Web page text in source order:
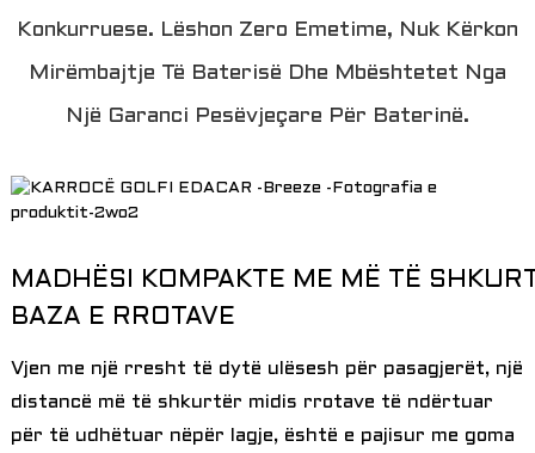
Konkurruese. Lëshon Zero Emetime, Nuk Kërkon
Mirëmbajtje Të Baterisë Dhe Mbështetet Nga
Një Garanci Pesëvjeçare Për Baterinë.
MADHËSI KOMPAKTE ME MË TË
BAZA E RROTAVE
Vjen me një rresht të dytë ulësesh për pasagjerët, një
distancë më të shkurtër midis rrotave të ndërtuar
për të udhëtuar nëpër lagje, është e pajisur me goma